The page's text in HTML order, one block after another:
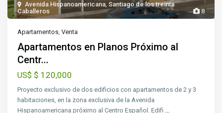
8
Avenida Hispanoamericana,Santiago de los treinta
Caballeros
Apartamentos,Venta
Apartamentos en Planos Próximo al
Centr...
US$ $ 120,000
Proyecto exclusivo de dos edificios con apartamentos de 2 y 3
habitaciones, en la zona exclusiva de la Avenida
Hispanoamericana próximo al Centro Español. Edifi ...